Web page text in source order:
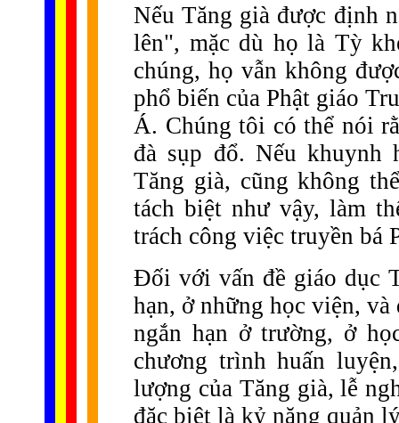
Nếu Tăng già được định
lên", mặc dù họ là Tỳ
chúng, họ vẫn không
phổ biến của Phật giáo
Á. Chúng tôi có thể nói
đà sụp đổ. Nếu khuynh
Tăng già, cũng không
tách biệt như vậy, làm
trách công việc truyền bá
Đối với vấn đề giáo dục
hạn, ở những học viện,
ngắn hạn ở trường, ở
chương trình huấn
lượng của Tăng già, lễ
đặc biệt là kỷ năng quản